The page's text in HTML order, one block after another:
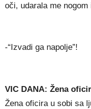
oči, udarala me
-“Izvadi ga napolje”!
VIC DANA: Žena
Žena oficira u sobi sa